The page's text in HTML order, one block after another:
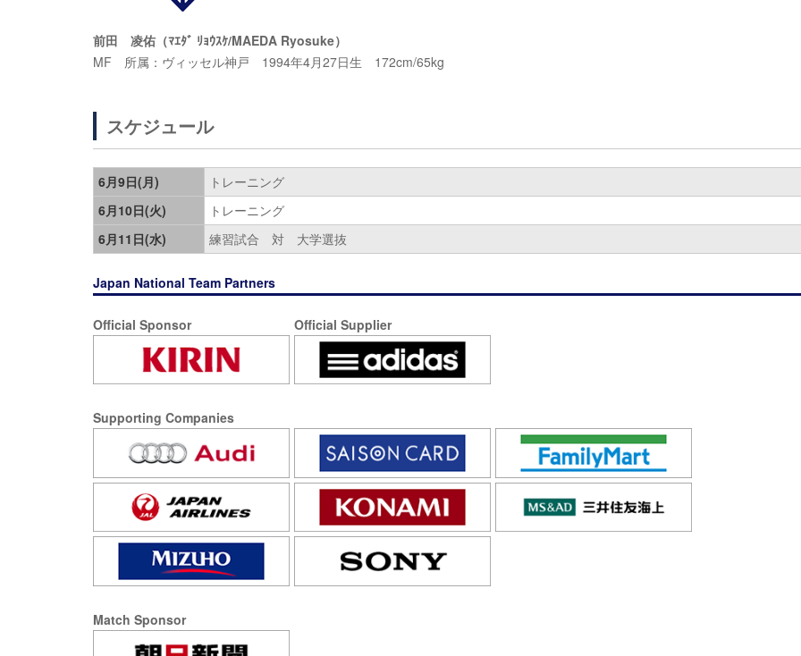
前田 凌佑（ﾏｴﾀﾞ ﾘｮｳｽｹ/MAEDA Ryosuke）
MF 所属：ヴィッセル神戸 1994年4月27日生 172cm/65kg
スケジュール
6月9日(月)
トレーニング
6月10日(火)
トレーニング
6月11日(水)
練習試合 対 大学選抜
Japan National Team Partners
Official Sponsor Official Supplier
Supporting Companies
Match Sponsor